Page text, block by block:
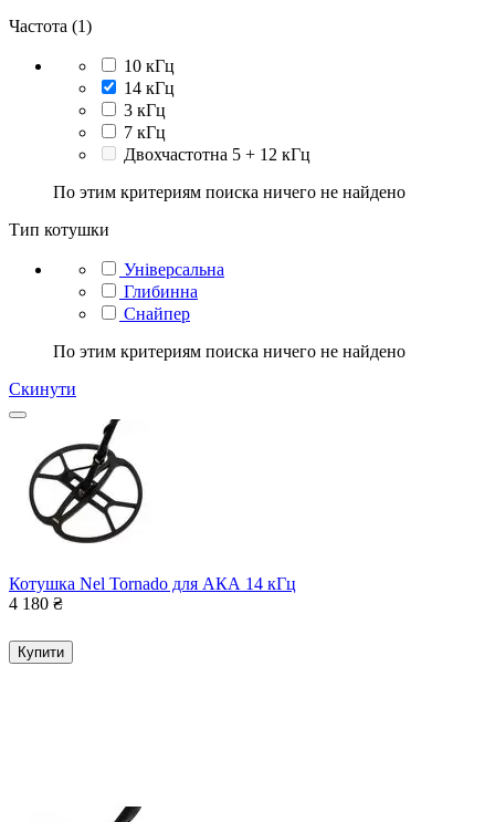
Частота (1)
10 кГц
14 кГц
3 кГц
7 кГц
Двохчастотна 5 + 12 кГц
По этим критериям поиска ничего не найдено
Тип котушки
Універсальна
Глибинна
Снайпер
По этим критериям поиска ничего не найдено
Скинути
Котушка Nel Tornado для АКА 14 кГц
4 180 ₴
Купити